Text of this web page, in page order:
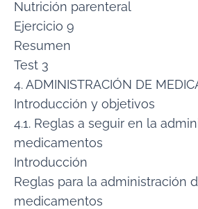
Nutrición parenteral
Ejercicio 9
Resumen
Test 3
4. ADMINISTRACIÓN DE
Introducción y objetivos
4.1. Reglas a seguir en la
medicamentos
Introducción
Reglas para la administración
medicamentos